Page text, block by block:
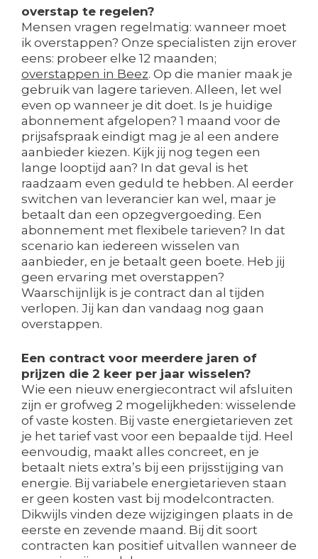
overstap te regelen?
Mensen vragen regelmatig: wanneer moet
ik overstappen? Onze specialisten zijn erover
eens: probeer elke 12 maanden;
overstappen in Beez. Op die manier maak je
gebruik van lagere tarieven. Alleen, let wel
even op wanneer je dit doet. Is je huidige
abonnement afgelopen? 1 maand voor de
prijsafspraak eindigt mag je al een andere
aanbieder kiezen. Kijk jij nog tegen een
lange looptijd aan? In dat geval is het
raadzaam even geduld te hebben. Al eerder
switchen van leverancier kan wel, maar je
betaalt dan een opzegvergoeding. Een
abonnement met flexibele tarieven? In dat
scenario kan iedereen wisselen van
aanbieder, en je betaalt geen boete. Heb jij
geen ervaring met overstappen?
Waarschijnlijk is je contract dan al tijden
verlopen. Jij kan dan vandaag nog gaan
overstappen.
Een contract voor meerdere jaren of
prijzen die 2 keer per jaar wisselen?
Wie een nieuw energiecontract wil afsluiten
zijn er grofweg 2 mogelijkheden: wisselende
of vaste kosten. Bij vaste energietarieven zet
je het tarief vast voor een bepaalde tijd. Heel
eenvoudig, maakt alles concreet, en je
betaalt niets extra’s bij een prijsstijging van
energie. Bij variabele energietarieven staan
er geen kosten vast bij modelcontracten.
Dikwijls vinden deze wijzigingen plaats in de
eerste en zevende maand. Bij dit soort
contracten kan positief uitvallen wanneer de